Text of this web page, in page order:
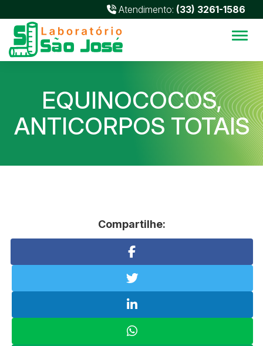
Atendimento: (33) 3261-1586
EQUINOCOCOS,
ANTICORPOS TOTAIS
Compartilhe: